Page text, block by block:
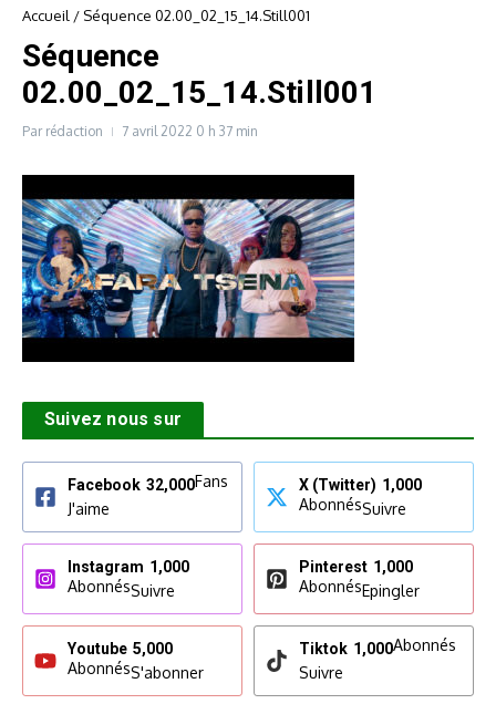
Accueil / Séquence 02.00_02_15_14.Still001
Séquence
02.00_02_15_14.Still001
Par rédaction 7 avril 2022 0 h 37 min
Suivez nous sur
Facebook 32,000Fans
J'aime
X (Twitter) 1,000
AbonnésSuivre
Instagram 1,000
AbonnésSuivre
Pinterest 1,000
AbonnésEpingler
Youtube 5,000
AbonnésS'abonner
Tiktok 1,000Abonnés
Suivre